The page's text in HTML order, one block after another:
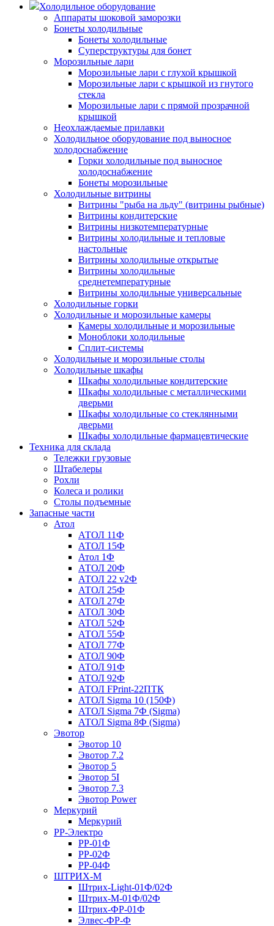
Холодильное оборудование
Аппараты шоковой заморозки
Бонеты холодильные
Бонеты холодильные
Суперструктуры для бонет
Морозильные лари
Морозильные лари с глухой крышкой
Морозильные лари с крышкой из гнутого
стекла
Морозильные лари с прямой прозрачной
крышкой
Неохлаждаемые прилавки
Холодильное оборудование под выносное
холодоснабжение
Горки холодильные под выносное
холодоснабжение
Бонеты морозильные
Холодильные витрины
Витрины "рыба на льду" (витрины рыбные)
Витрины кондитерские
Витрины низкотемпературные
Витрины холодильные и тепловые
настольные
Витрины холодильные открытые
Витрины холодильные
среднетемпературные
Витрины холодильные универсальные
Холодильные горки
Холодильные и морозильные камеры
Камеры холодильные и морозильные
Моноблоки холодильные
Сплит-системы
Холодильные и морозильные столы
Холодильные шкафы
Шкафы холодильные кондитерские
Шкафы холодильные с металлическими
дверьми
Шкафы холодильные со стеклянными
дверьми
Шкафы холодильные фармацевтические
Техника для склада
Тележки грузовые
Штабелеры
Рохли
Колеса и ролики
Столы подъемные
Запасные части
Атол
АТОЛ 11Ф
АТОЛ 15Ф
Атол 1Ф
АТОЛ 20Ф
АТОЛ 22 v2Ф
АТОЛ 25Ф
АТОЛ 27Ф
АТОЛ 30Ф
АТОЛ 52Ф
АТОЛ 55Ф
АТОЛ 77Ф
АТОЛ 90Ф
АТОЛ 91Ф
АТОЛ 92Ф
АТОЛ FPrint-22ПТК
АТОЛ Sigma 10 (150Ф)
АТОЛ Sigma 7Ф (Sigma)
АТОЛ Sigma 8Ф (Sigma)
Эвотор
Эвотор 10
Эвотор 7.2
Эвотор 5
Эвотор 5I
Эвотор 7.3
Эвотор Power
Меркурий
Меркурий
РР-Электро
РР-01Ф
РР-02Ф
РР-04Ф
ШТРИХ-М
Штрих-Light-01Ф/02Ф
Штрих-М-01Ф/02Ф
Штрих-ФР-01Ф
Элвес-ФР-Ф